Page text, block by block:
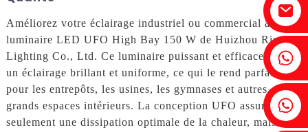
Fenia : +86 18607525299
Lierre : +86 18607522355
Améliorez votre éclairage industriel ou commercial avec le
luminaire LED UFO High Bay 150 W de Huizhou Risen
Lighting Co., Ltd. Ce luminaire puissant et efficace fournit
un éclairage brillant et uniforme, ce qui le rend parfait
pour les entrepôts, les usines, les gymnases et autres
grands espaces intérieurs. La conception UFO assure non
seulement une dissipation optimale de la chaleur, mais